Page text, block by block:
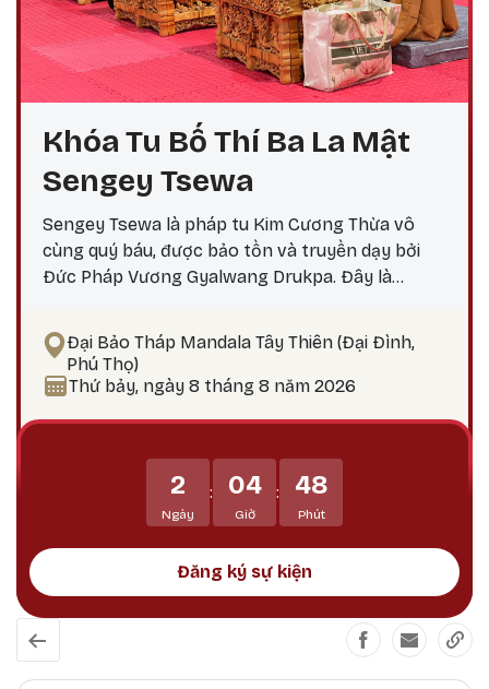
Khóa Tu Bố Thí Ba La Mật
Sengey Tsewa
Sengey Tsewa là pháp tu Kim Cương Thừa vô
cùng quý báu, được bảo tồn và truyền dạy bởi
Đức Pháp Vương Gyalwang Drukpa. Đây là
phiền não bám chấp khổ đau Tích lũy công đức,
hướng tới giác ngộ Tại sao nên thực hành vào
ngày 25? Theo lịch Kim Cương Thừa, ngày 25 là
Phật Bản Tôn Mẫu Tính.
Đại Bảo Tháp Mandala Tây Thiên (Đại Đình,
Phú Thọ)
Thứ bảy, ngày 8 tháng 8 năm 2026
2
Ngày
: 04
Giờ
: 48
Phút
Đăng ký sự kiện